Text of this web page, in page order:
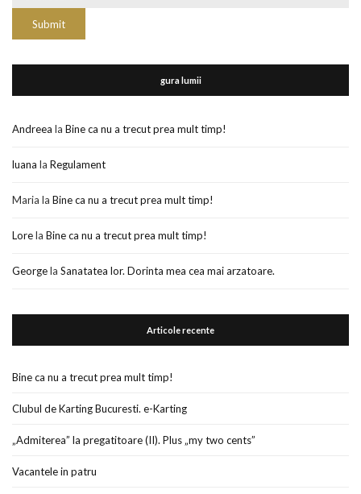
gura lumii
Andreea la Bine ca nu a trecut prea mult timp!
luana la Regulament
Maria la Bine ca nu a trecut prea mult timp!
Lorela Bine ca nu a trecut prea mult timp!
Georgela Sanatatea lor. Dorinta mea cea mai arzatoare.
Articole recente
Bine ca nu a trecut prea mult timp!
Clubul de Karting Bucuresti. e-Karting
„Admiterea” la pregatitoare (II). Plus „my two cents”
Vacantele in patru